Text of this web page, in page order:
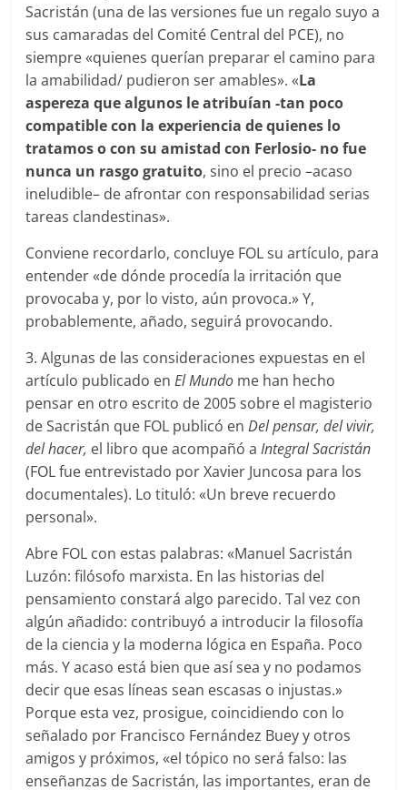
Sacristán (una de las versiones fue un regalo suyo a
sus camaradas del Comité Central del PCE), no
siempre «quienes querían preparar el camino para
la amabilidad/ pudieron ser amables». «La
aspereza que algunos le atribuían -tan poco
compatible con la experiencia de quienes lo
tratamos o con su amistad con Ferlosio- no fue
nunca un rasgo gratuito, sino el precio –acaso
ineludible– de afrontar con responsabilidad serias
tareas clandestinas».
Conviene recordarlo, concluye FOL su artículo, para
entender «de dónde procedía la irritación que
provocaba y, por lo visto, aún provoca.» Y,
probablemente, añado, seguirá provocando.
3. Algunas de las consideraciones expuestas en el
artículo publicado enEl Mundo me han hecho
pensar en otro escrito de 2005 sobre el magisterio
de Sacristán que FOL publicó enDel pensar, del vivir,
del hacer, el libro que acompañó aIntegral Sacristán
(FOL fue entrevistado por Xavier Juncosa para los
documentales). Lo tituló: «Un breve recuerdo
personal».
Abre FOL con estas palabras: «Manuel Sacristán
Luzón: filósofo marxista. En las historias del
pensamiento constará algo parecido. Tal vez con
algún añadido: contribuyó a introducir la filosofía
de la ciencia y la moderna lógica en España. Poco
más. Y acaso está bien que así sea y no podamos
decir que esas líneas sean escasas o injustas.»
Porque esta vez, prosigue, coincidiendo con lo
señalado por Francisco Fernández Buey y otros
amigos y próximos, «el tópico no será falso: las
enseñanzas de Sacristán, las importantes, eran de